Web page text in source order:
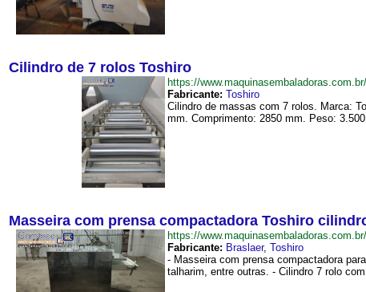
Cilindro de 7 rolos Toshiro
https://
Fabricante: Toshiro
Cilindro de massas com 7 rolos. Marca:
mm. Comprimento: 2850 mm. Peso:
Masseira com prensa compactadora Toshiro
https://
Fabricante: Braslaer, Toshiro
- Masseira com prensa compactadora
talharim, entre outras. - Cilindro 7 rolo